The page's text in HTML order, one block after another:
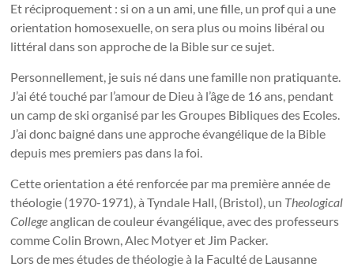
Et réciproquement : si on a un ami, une fille, un prof qui a une
orientation homosexuelle, on sera plus ou moins libéral ou
littéral dans son approche de la Bible sur ce sujet.
Personnellement, je suis né dans une famille non pratiquante.
J’ai été touché par l’amour de Dieu à l’âge de 16 ans, pendant
un camp de ski organisé par les Groupes Bibliques des Ecoles.
J’ai donc baigné dans une approche évangélique de la Bible
depuis mes premiers pas dans la foi.
Cette orientation a été renforcée par ma première année de
théologie (1970-1971), à Tyndale Hall, (Bristol), un Theological
Collegeanglican de couleur évangélique, avec des professeurs
comme Colin Brown, Alec Motyer et Jim Packer.
Lors de mes études de théologie à la Faculté de Lausanne